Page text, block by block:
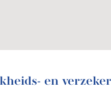
en